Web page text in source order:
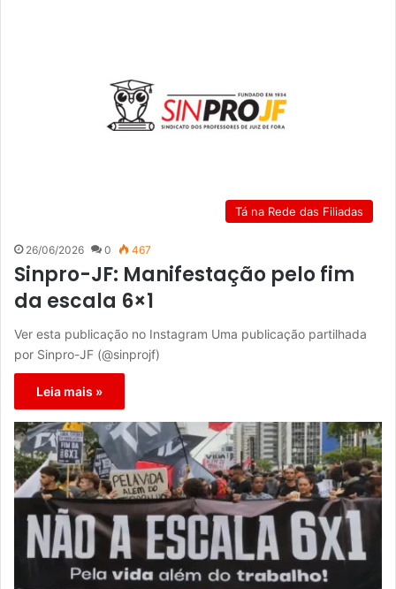
Tá na Rede das Filiadas
26/06/2026 0 467
Sinpro-JF: Manifestação pelo fim
da escala 6×1
Ver esta publicação no Instagram Uma publicação partilhada
por Sinpro-JF (@sinprojf)
Leia mais »